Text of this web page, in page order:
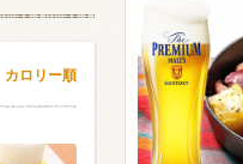
ツ
の
カロリー順